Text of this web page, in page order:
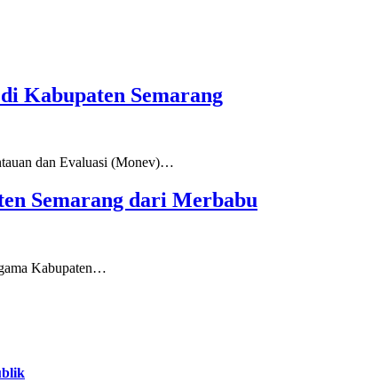
Kabupaten Semarang
dan Evaluasi (Monev)…
Semarang dari Merbabu
Kabupaten…